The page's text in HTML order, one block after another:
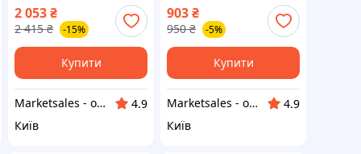
2 053₴
2 415 ₴ -15%
Купити
Marketsales - обладнання та інструменти
4.9
Київ
903₴
950 ₴ -5%
Купити
Marketsales - обладнання та інструменти
4.9
Київ